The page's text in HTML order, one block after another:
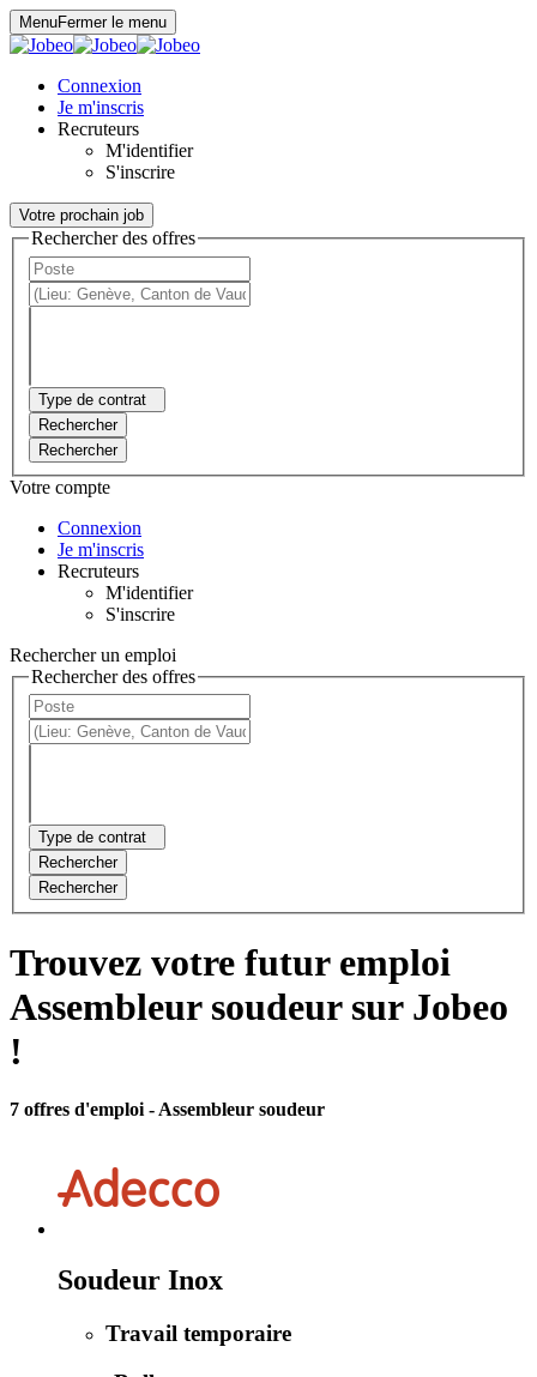
MenuFermer le menu
Connexion
Je m'inscris
Recruteurs
M'identifier
S'inscrire
Votre prochain job
Rechercher des offres
Type de contrat
Rechercher
Rechercher
Votre compte
Connexion
Je m'inscris
Recruteurs
M'identifier
S'inscrire
Rechercher un emploi
Rechercher des offres
Type de contrat
Rechercher
Rechercher
Trouvez votre futur emploi
Assembleur soudeur sur Jobeo
!
7 offres d'emploi - Assembleur soudeur
Soudeur Inox
Travail temporaire
Panneau de gestion des cookies